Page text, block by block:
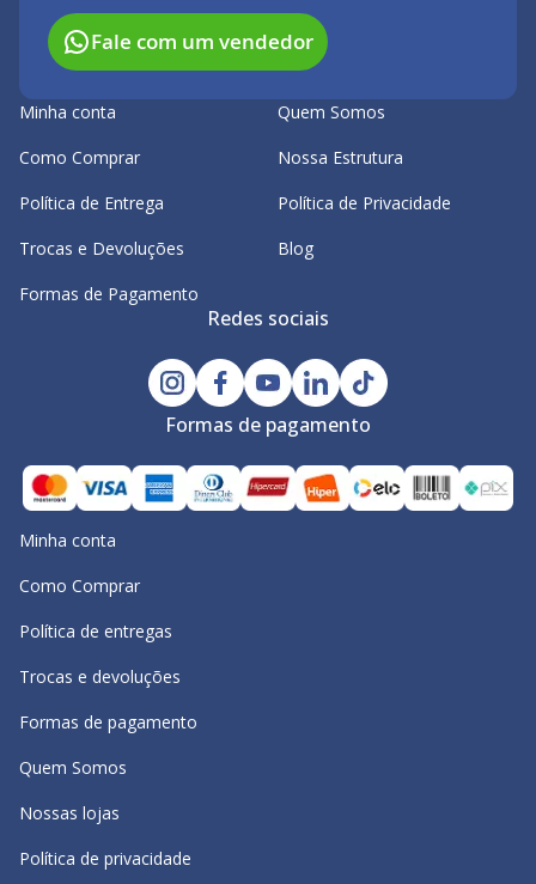
Fale com um vendedor
Minha conta
Como Comprar
Política de Entrega
Trocas e Devoluções
Formas de Pagamento
Quem Somos
Nossa Estrutura
Política de Privacidade
Blog
Redes sociais
Formas de pagamento
Minha conta
Como Comprar
Política de entregas
Trocas e devoluções
Formas de pagamento
Quem Somos
Nossas lojas
Política de privacidade